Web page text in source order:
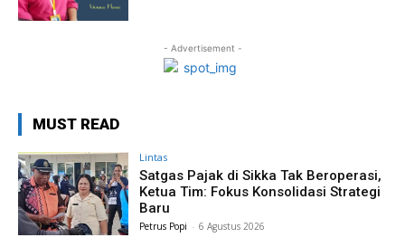
- Advertisement -
MUST READ
Lintas
Satgas Pajak di Sikka Tak Beroperasi,
Ketua Tim: Fokus Konsolidasi Strategi
Baru
Petrus Popi - 6 Agustus 2026